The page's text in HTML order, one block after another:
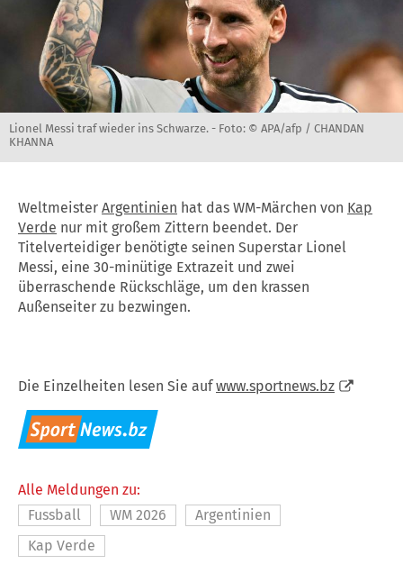
Lionel Messi traf wieder ins Schwarze. - Foto: © APA/afp / CHANDAN
KHANNA
Weltmeister Argentinien hat das WM-Märchen von Kap
Verde nur mit großem Zittern beendet. Der
Titelverteidiger benötigte seinen Superstar Lionel
Messi, eine 30-minütige Extrazeit und zwei
überraschende Rückschläge, um den krassen
Außenseiter zu bezwingen.
Die Einzelheiten lesen Sie aufwww.sportnews.bz
Alle Meldungen zu:
Fussball
WM 2026
Argentinien
Kap Verde